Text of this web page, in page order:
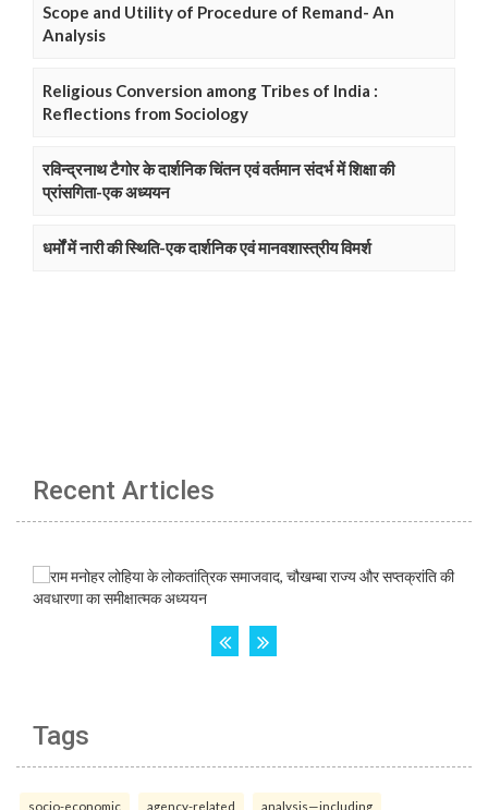
Scope and Utility of Procedure of Remand- An
Analysis
Religious Conversion among Tribes of India :
Reflections from Sociology
रविन्द्रनाथ टैगोर के दार्शनिक चिंतन एवं वर्तमान संदर्भ में शिक्षा की
प्रांसगिता-एक अध्ययन
धर्मों में नारी की स्थिति-एक दार्शनिक एवं मानवशास्त्रीय विमर्श
Recent Articles
Tags
socio-economic agency-related analysis—including